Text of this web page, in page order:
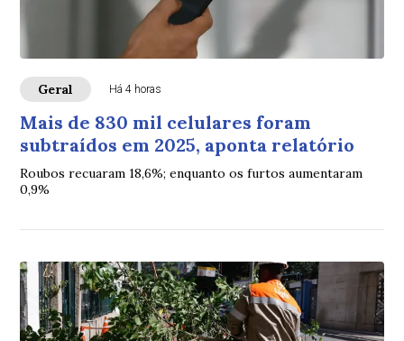
Geral Há 4 horas
Mais de 830 mil celulares foram
subtraídos em 2025, aponta relatório
Roubos recuaram 18,6%; enquanto os furtos aumentaram
0,9%